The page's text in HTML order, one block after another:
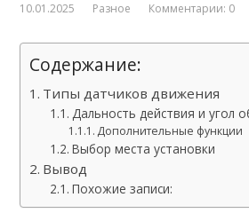
10.01.2025 Разное Комментарии: 0
Содержание:
Типы датчиков движения
Дальность действия и угол
Дополнительные функции
Выбор места установки
Вывод
Похожие записи: